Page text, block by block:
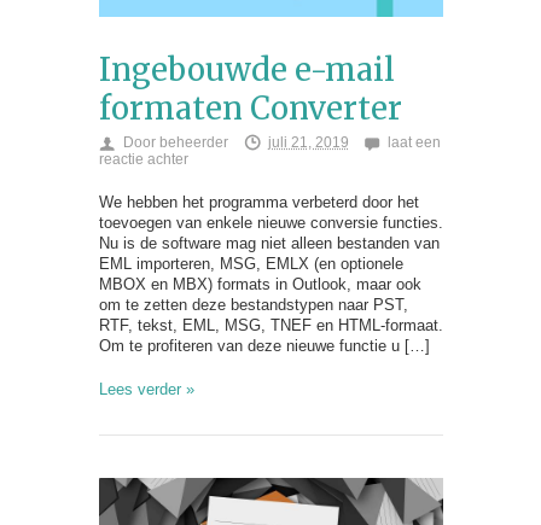
Ingebouwde e-mail
formaten Converter
Door beheerder juli 21, 2019
laat een
reactie achter
We hebben het programma verbeterd door het
toevoegen van enkele nieuwe conversie functies.
Nu is de software mag niet alleen bestanden van
EML importeren, MSG, EMLX (en optionele
MBOX en MBX) formats in Outlook, maar ook
om te zetten deze bestandstypen naar PST,
RTF, tekst, EML, MSG, TNEF en HTML-formaat.
Om te profiteren van deze nieuwe functie u […]
Lees verder »